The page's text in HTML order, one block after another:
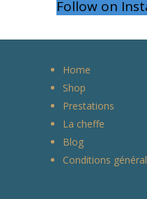
Follow on
Home
Shop
Prestations
La cheffe
Blog
Conditions